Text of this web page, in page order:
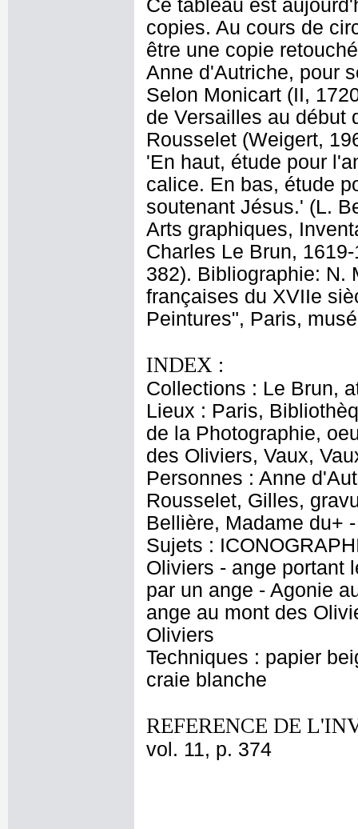
Ce tableau est
copies. Au cours de
être une copie
Anne d'Autriche, pour
Selon Monicart (II,
de Versailles au début
Rousselet (Weigert,
'En haut, étude pour
calice. En bas, étude
soutenant Jésus.' (L.
Arts graphiques,
Charles Le Brun,
382). Bibliographie: N.
françaises du XVIIe
Peintures", Paris,
INDEX :
Collections : Le Brun,
Lieux : Paris,
de la Photographie,
des Oliviers, Vaux,
Personnes : Anne
Rousselet, Gilles,
Bellière, Madame du+
Sujets :
Oliviers - ange portant
par un ange - Agonie
ange au mont des
Oliviers
Techniques : papier
craie blanche
REFERENCE DE
vol. 11, p. 374